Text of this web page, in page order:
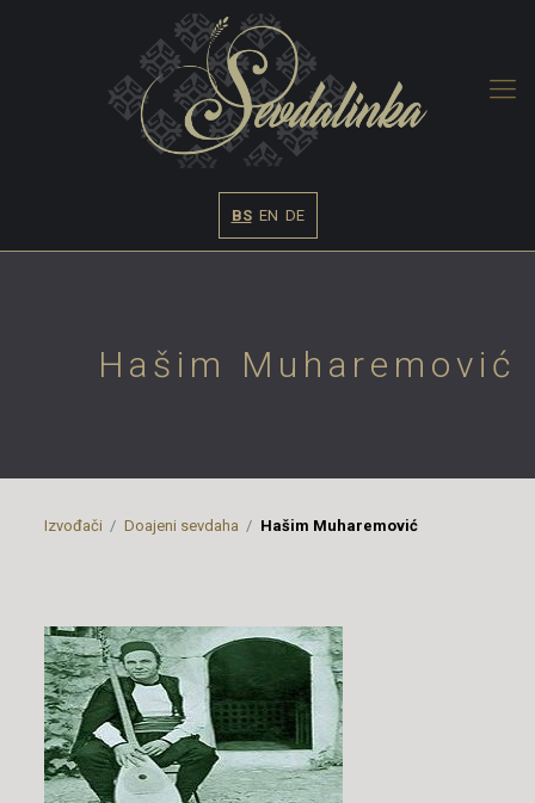
BS EN DE
Hašim Muharemović
Izvođači Doajeni sevdaha Hašim Muharemović